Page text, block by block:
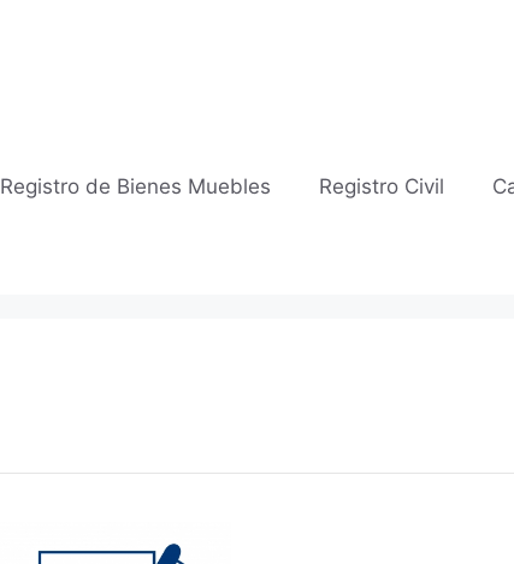
Registro de Bienes Muebles Registro Civil